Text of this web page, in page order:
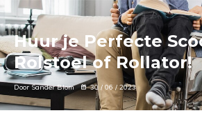
Huur je Perfecte
Rolstoel of Rollator!
Door Sander Blom 30 / 06 / 2023